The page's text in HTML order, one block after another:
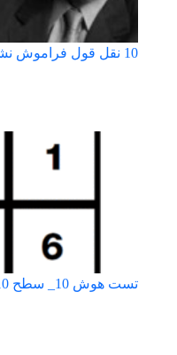
10 نقل قول فراموش نشدني از جيم ران
تست هوش 10_ سطح 10